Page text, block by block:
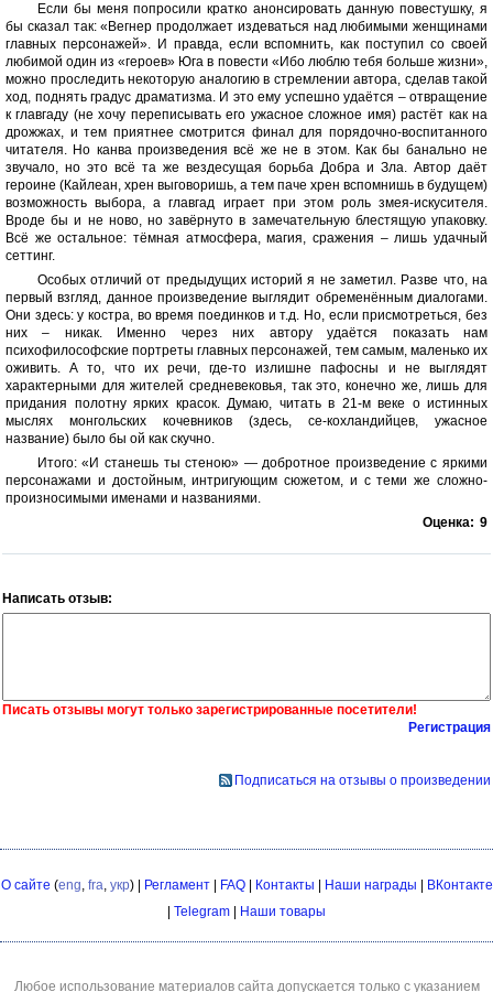
Если бы меня попросили кратко анонсировать данную повестушку, я
бы сказал так: «Вегнер продолжает издеваться над любимыми женщинами
главных персонажей». И правда, если вспомнить, как поступил со своей
любимой один из «героев» Юга в повести «Ибо люблю тебя больше жизни»,
можно проследить некоторую аналогию в стремлении автора, сделав такой
ход, поднять градус драматизма. И это ему успешно удаётся – отвращение
к главгаду (не хочу переписывать его ужасное сложное имя) растёт как на
дрожжах, и тем приятнее смотрится финал для порядочно-воспитанного
читателя. Но канва произведения всё же не в этом. Как бы банально не
звучало, но это всё та же вездесущая борьба Добра и Зла. Автор даёт
героине (Кайлеан, хрен выговоришь, а тем паче хрен вспомнишь в будущем)
возможность выбора, а главгад играет при этом роль змея-искусителя.
Вроде бы и не ново, но завёрнуто в замечательную блестящую упаковку.
Всё же остальное: тёмная атмосфера, магия, сражения – лишь удачный
сеттинг.
Особых отличий от предыдущих историй я не заметил. Разве что, на
первый взгляд, данное произведение выглядит обременённым диалогами.
Они здесь: у костра, во время поединков и т.д. Но, если присмотреться, без
них – никак. Именно через них автору удаётся показать нам
психофилософские портреты главных персонажей, тем самым, маленько их
оживить. А то, что их речи, где-то излишне пафосны и не выглядят
характерными для жителей средневековья, так это, конечно же, лишь для
придания полотну ярких красок. Думаю, читать в 21-м веке о истинных
мыслях монгольских кочевников (здесь, се-кохландийцев, ужасное
название) было бы ой как скучно.
Итого: «И станешь ты стеною» — добротное произведение с яркими
персонажами и достойным, интригующим сюжетом, и с теми же сложно-
произносимыми именами и названиями.
Оценка: 9
Написать отзыв:
Писать отзывы могут только зарегистрированные посетители!
Регистрация
Подписаться на отзывы о произведении
О сайте (eng, fra, укр) | Регламент| FAQ| Контакты Наши награды
ВКонтакте
Telegram Наши товары
Любое использование материалов сайта допускается только с указанием